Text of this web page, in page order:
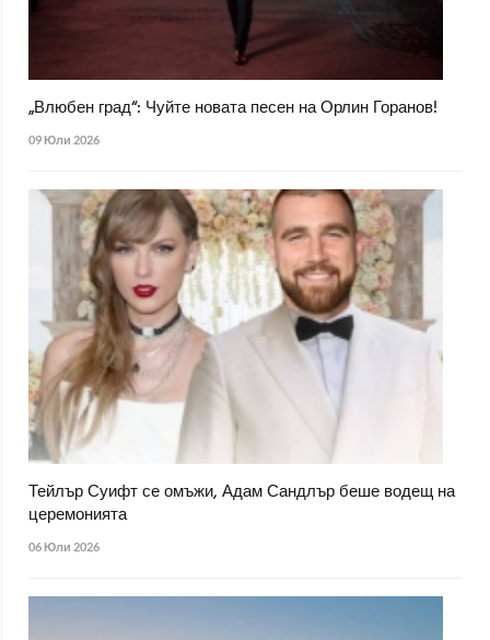
„Влюбен град“: Чуйте новата песен на Орлин Горанов!
09 Юли 2026
Тейлър Суифт се омъжи, Адам Сандлър беше водещ на
церемонията
06 Юли 2026